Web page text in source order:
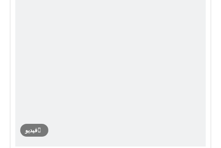
فيديو